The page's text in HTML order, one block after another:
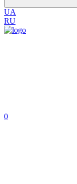
UA
RU
0